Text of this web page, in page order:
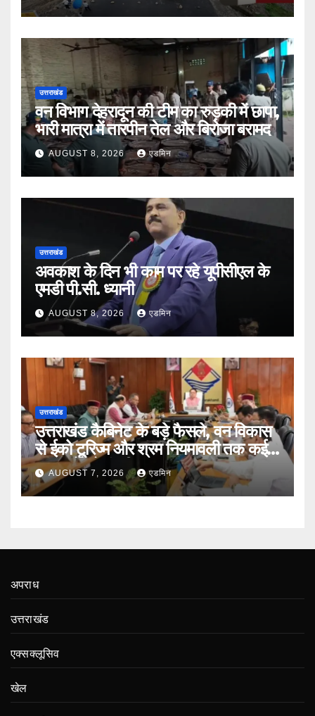
उत्तराखंड
वन विभाग देहरादून की टीम का रुड़की में छापा,
भारी मात्रा में तारपीन तेल और बिरोजा बरामद
AUGUST 8, 2026 एडमिन
उत्तराखंड
अवकाश के दिन भी काम पर रहे यूपीसीएल के
एमडी पी.सी. ध्यानी
AUGUST 8, 2026 एडमिन
उत्तराखंड
उत्तराखंड कैबिनेट के बड़े फैसले, वन विकास
से ईको टूरिज्म और श्रम नियमावली तक कई
प्रस्तावों को मंजूरी
AUGUST 7, 2026 एडमिन
अपराध
उत्तराखंड
एक्सक्लूसिव
खेल